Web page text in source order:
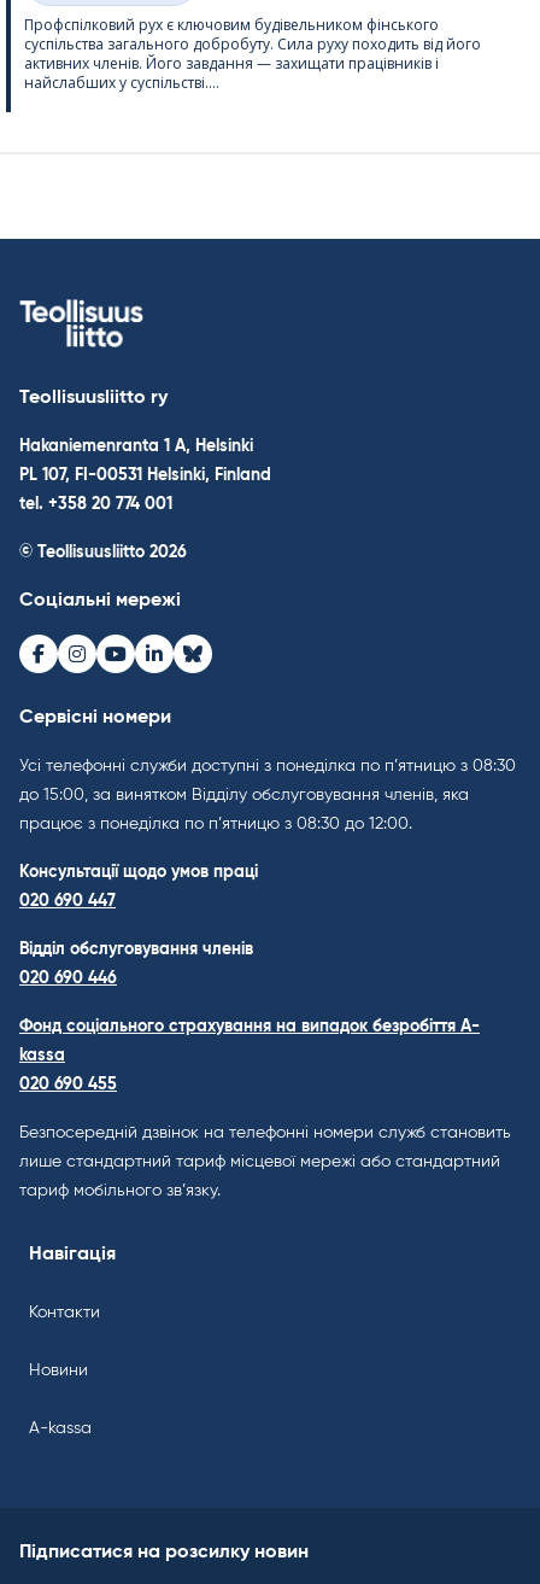
Профспілковий рух є ключовим будівельником фінського
суспільства загального добробуту. Сила руху походить від його
активних членів. Його завдання — захищати працівників і
найслабших у суспільстві....
Teollisuusliitto ry
Hakaniemenranta 1 A, Helsinki
PL 107, FI-00531 Helsinki, Finland
tel. +358 20 774 001
© Teollisuusliitto 2026
Соціальні мережі
Facebook
Instagram
Youtube
LinkedInBluesky
Сервісні номери
Усі телефонні служби доступні з понеділка по п’ятницю з 08:30
до 15:00, за винятком Відділу обслуговування членів, яка
працює з понеділка по п’ятницю з 08:30 до 12:00.
Консультації щодо умов праці
020 690 447
Відділ обслуговування членів
020 690 446
Фонд соціального страхування на випадок безробіття A-
kassa
020 690 455
Безпосередній дзвінок на телефонні номери служб становить
лише стандартний тариф місцевої мережі або стандартний
тариф мобільного зв’язку.
Навігація
Контакти
Новини
A-kassa
Підписатися на розсилку новин